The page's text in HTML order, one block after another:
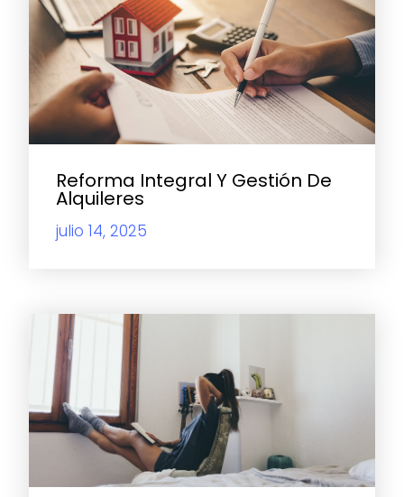
Reforma Integral Y Gestión De
Alquileres
julio 14, 2025